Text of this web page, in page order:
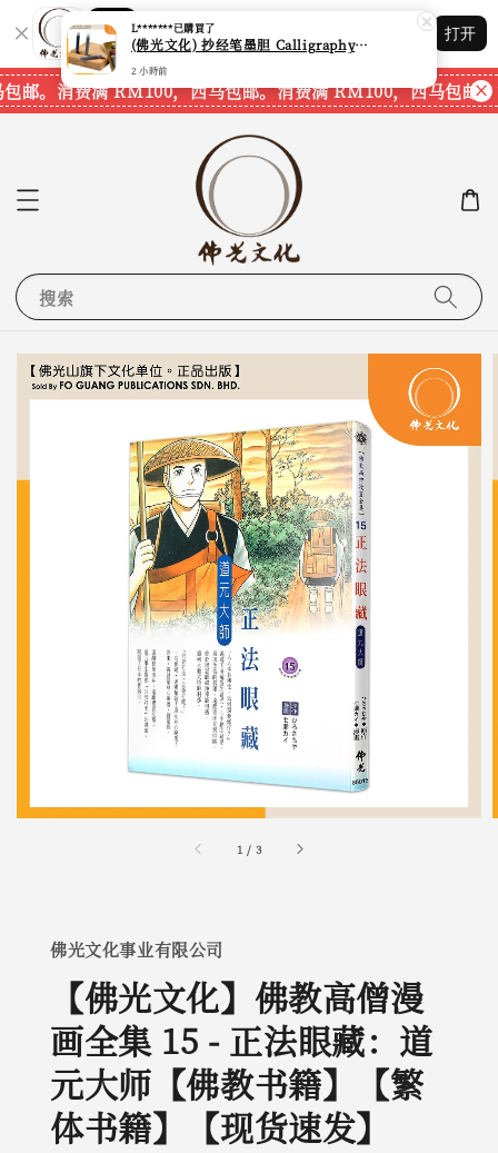
Shopping: 追踪您的订单
您信赖的商店
打开
邮。消费满 RM100，西马包邮。消费满 RM100，西马包邮。
搜索
1 / 3
佛光文化事业有限公司
【佛光文化】佛教高僧漫
画全集 15 - 正法眼藏：道
元大师【佛教书籍】【繁
体书籍】【现货速发】